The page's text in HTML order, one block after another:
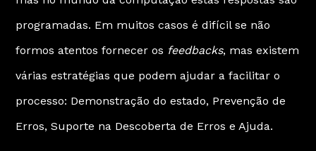
programadas. Em muitos casos é difícil se não
formos atentos fornecer os feedbacks, mas existem
várias estratégias que podem ajudar a facilitar o
processo: Demonstração do estado, Prevenção de
Erros, Suporte na Descoberta de Erros e Ajuda.